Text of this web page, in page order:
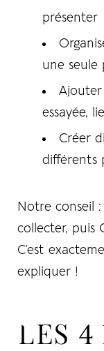
présenter
une seule
essayée,
Créer
différents
Notre conseil
collecter, puis
C’est
expliquer !
LES 4